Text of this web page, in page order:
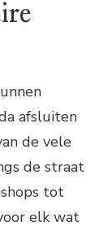
afsluiten
de vele
de straat
tot
elk wat